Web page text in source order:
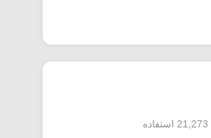
21,273 استفاده